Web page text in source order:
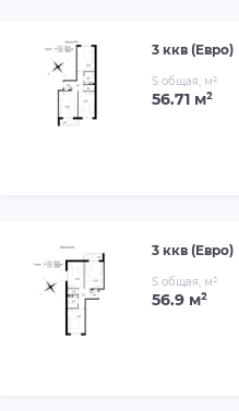
3 ккв (Евро)
S общая, м²
56.71 м²
3 ккв (Евро)
S общая, м²
56.9 м²